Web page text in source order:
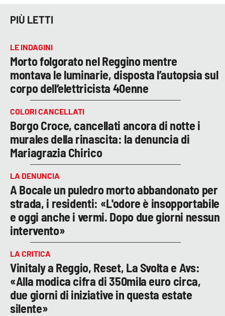
PIÙ LETTI
LE INDAGINI
Morto folgorato nel Reggino mentre
montava le luminarie, disposta l’autopsia sul
corpo dell’elettricista 40enne
COLORI CANCELLATI
Borgo Croce, cancellati ancora di notte i
murales della rinascita: la denuncia di
Mariagrazia Chirico
LA DENUNCIA
A Bocale un puledro morto abbandonato per
strada, i residenti: «L'odore è insopportabile
e oggi anche i vermi. Dopo due giorni nessun
intervento»
LA CRITICA
Vinitaly a Reggio, Reset, La Svolta e Avs:
«Alla modica cifra di 350mila euro circa,
due giorni di iniziative in questa estate
silente»